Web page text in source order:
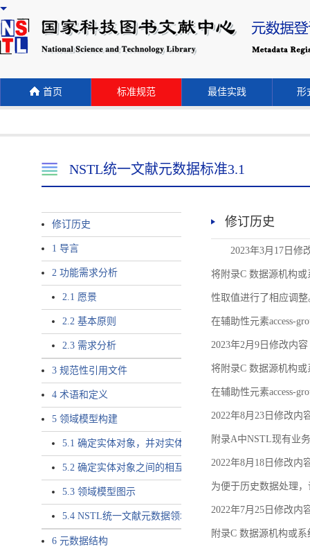
首页 标准规范 最佳实践 形
NSTL统一文献元数据标准3.1
修订历史
1 导言
2 功能需求分析
2.1 愿景
2.2 基本原则
2.3 需求分析
3 规范性引用文件
4 术语和定义
5 领域模型构建
5.1 确定实体对象，并对实体对象命名
5.2 确定实体对象之间的相互关系，定义实体对象之间的
5.3 领域模型图示
5.4 NSTL统一文献元数据领域模型的验证
6 元数据结构
修订历史
2023年3月17日修
将附录C 数据源机构或
性取值进行了相应调整
在辅助性元素access-
2023年2月9日修改内容
将附录C 数据源机构或
在辅助性元素access-
2022年8月23日修改内
附录A中NSTL现有业
2022年8月18日修改内
为便于历史数据处理
2022年7月25日修改内
附录C 数据源机构或